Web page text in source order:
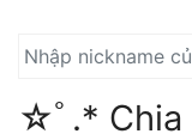
☆ﾟ.* Chia